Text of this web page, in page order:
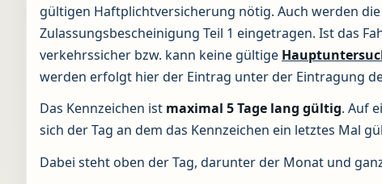
gültigen Haftplichtversicherung nötig. Auch werden
Zulassungsbescheinigung Teil 1 eingetragen. Ist das
verkehrssicher bzw. kann keine gültige
werden erfolgt hier der Eintrag unter der Eintragung
Das Kennzeichen ist maximal 5 Tage lang gültig. Auf
sich der Tag an dem das Kennzeichen ein letztes Mal
Dabei steht oben der Tag, darunter der Monat und